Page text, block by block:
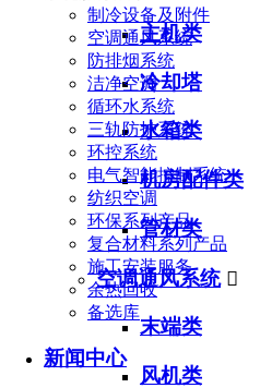
制冷设备及附件
空调通风系统
防排烟系统
洁净空调
循环水系统
三轨防护系统
环控系统
电气智能控制系统
纺织空调
环保系列产品
复合材料系列产品
施工安装服务
余热回收
备选库
新闻中心
主机类
冷却塔
水箱类
机房配件类
管材类
空调通风系统 
末端类
风机类